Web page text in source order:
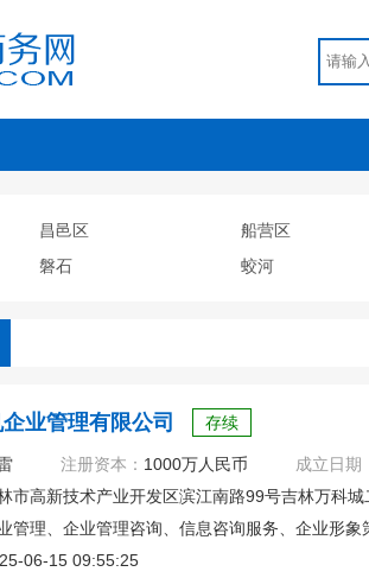
昌邑区
船营区
磐石
蛟河
业管理有限公司 存续
注册资本： 1000万人民币
成立日期
市高新技术产业开发区滨江南路99号吉林万科
管理、企业管理咨询、信息咨询服务、企业形
06-15 09:55:25